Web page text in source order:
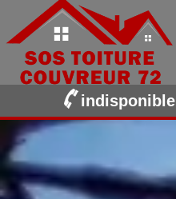
indisponible